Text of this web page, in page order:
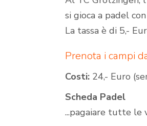
si gioca a padel
La tassa è di 5,-
Prenota i campi
Costi: 24,- Euro
Scheda Padel
...pagaiare tutte le